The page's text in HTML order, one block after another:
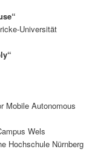
Universität
Mobile Autonomous
Wels
Hochschule Nürnberg